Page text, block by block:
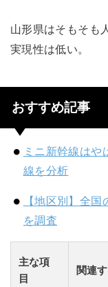
山形県はそもそも
実現性は低い。
おすすめ記事
ミニ新幹線はや
線を分析
【地区別】全
を調査
主な項
目
関連